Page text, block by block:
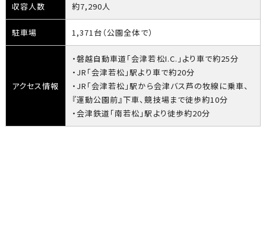
収容人数 約7,290人
駐車場 1,371台（公園全体で）
アクセス情報
・磐越自動車道「会津若松I.C.」より車で約25分
・JR「会津若松」駅より車で約20分
・JR「会津若松」駅から会津バス芦の牧線に乗車、
『運動公園前』下車、競技場まで徒歩約10分
・会津鉄道「南若松」駅より徒歩約20分